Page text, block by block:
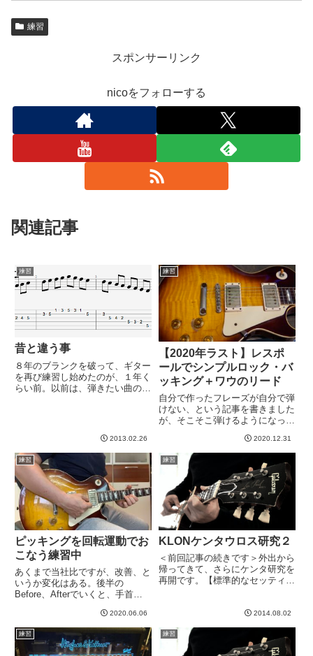
練習
スポンサーリンク
nicoをフォローする
関連記事
練習
昔と違う事
８年のブランクを破って、ギター
を再び練習し始めたのが、１年く
らい前。以前は、弾きたい曲の
それは、、、運指練習をするよう
になったwクロマチックという
ん...
2013.02.26
練習
【2020年ラスト】レスポ
ールでシンプルロック・バ
ッキング＋ワウのリード
自分で作ったフレーズが自分で弾
けない、という記事を書きました
が、そこそこ弾けるようになった
画にすることができました。短い
動画なので見ていただけたら嬉し
いです＾＾2020年の練習の成果
は、こういう短いちょっとし...
2020.12.31
練習
ピッキングを回転運動でお
こなう練習中
あくまで当社比ですが、改善、と
いうか変化はある。後半の
Before、Afterでいくと、手首の
今ので良いのか、十分かというの
は置いておいて、とりあえず変化
はある、と。ただこれ、今は親指
側はギターについていないの...
2020.06.06
練習
KLONケンタウロス研究２
＜前回記事の続きです＞外出から
帰ってきて、さらにケンタ研究を
再開です。【標準的なセッティン
手に標準的な設定ではなかろうか
と思ってるものです。アンプは、
Mark VのCh1でTwee...
2014.08.02
練習 練習